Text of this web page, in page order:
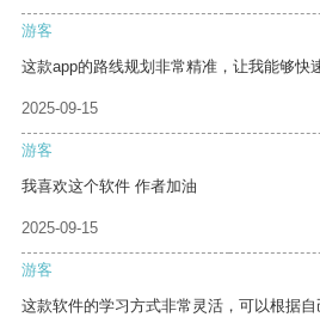
游客
这款app的路线规划非常精准，让我能够快
2025-09-15
游客
我喜欢这个软件 作者加油
2025-09-15
游客
这款软件的学习方式非常灵活，可以根据自